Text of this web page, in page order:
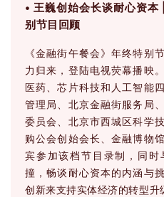
• 王巍创始会长谈耐心资
别节目回顾
《金融街午餐会》年终特别
力归来，登陆电视荧幕播映
医药、芯片科技和人工智能
管理局、北京金融街服务局
委员会、北京市西城区科学
购公会创始会长、金融博物
宾参加该档节目录制，同
撞，畅谈耐心资本的内涵与
创新来支持实体经济的转型升